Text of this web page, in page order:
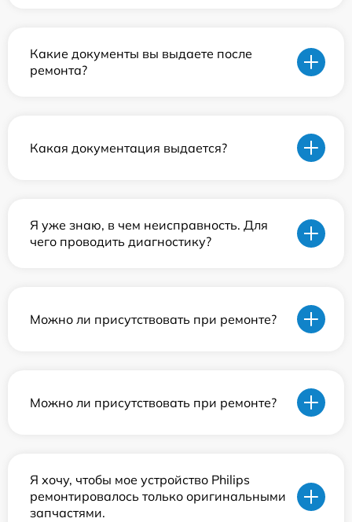
Какие документы вы выдаете после
ремонта?
Какая документация выдается?
Я уже знаю, в чем неисправность. Для
чего проводить диагностику?
Можно ли присутствовать при ремонте?
Можно ли присутствовать при ремонте?
Я хочу, чтобы мое устройство Philips
ремонтировалось только оригинальными
запчастями.